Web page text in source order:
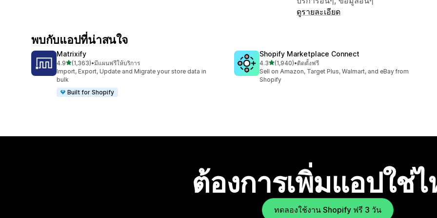
ดูรายละเอียด
พบกับแอปที่น่าสนใจ
Matrixify
4.9เต็ม 5 ดาว
(1,363)
ทั้งหมด 1363 รีวิว
•มีแผนฟรีให้บริการ
Import, Export, Update and Migrate your store data in
bulk
Built for Shopify
Shopify Marketplace Connect
4.3เต็ม 5 ดาว
(1,940)
ทั้งหมด 1940 รีวิว
•ติดตั้งฟรี
Sell on Amazon, Target Plus, Walmart, and eBay from
Shopify
ต้องการเพิ่มแอปใช่
ทดลองใช้งาน Shopify ฟรี 3 วัน